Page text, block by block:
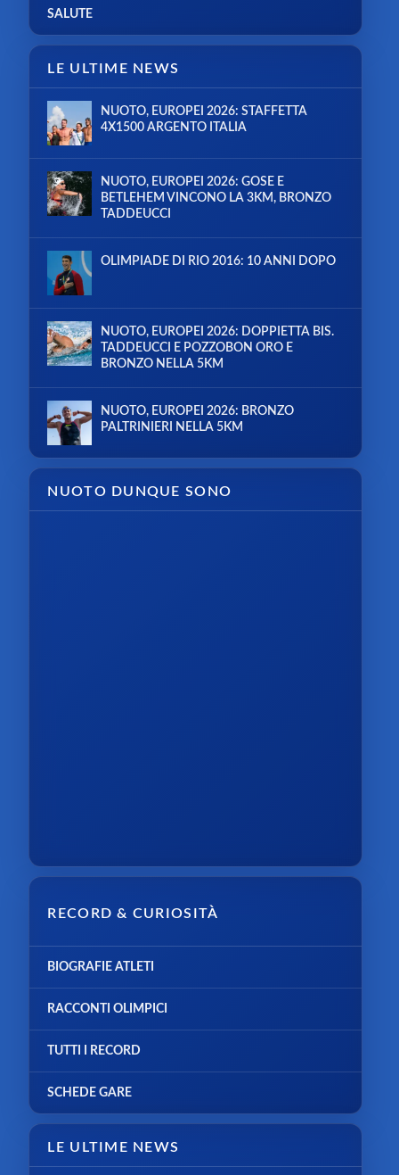
SALUTE
LE ULTIME NEWS
NUOTO, EUROPEI 2026: STAFFETTA
4X1500 ARGENTO ITALIA
NUOTO, EUROPEI 2026: GOSE E
BETLEHEM VINCONO LA 3KM, BRONZO
TADDEUCCI
OLIMPIADE DI RIO 2016: 10 ANNI DOPO
NUOTO, EUROPEI 2026: DOPPIETTA BIS.
TADDEUCCI E POZZOBON ORO E
BRONZO NELLA 5KM
NUOTO, EUROPEI 2026: BRONZO
PALTRINIERI NELLA 5KM
NUOTO DUNQUE SONO
RECORD & CURIOSITÀ
BIOGRAFIE ATLETI
RACCONTI OLIMPICI
TUTTI I RECORD
SCHEDE GARE
LE ULTIME NEWS